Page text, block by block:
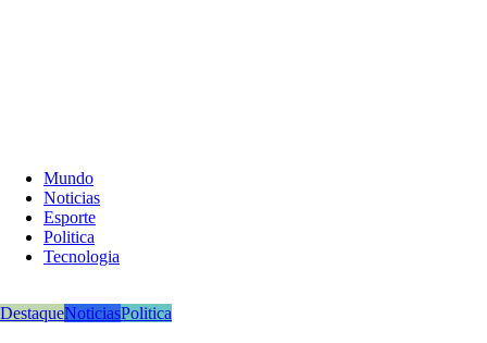
Mundo
Noticias
Esporte
Politica
Tecnologia
DestaqueNoticiasPolitica